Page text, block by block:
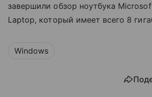
завершили обзор ноутбука
Laptop, который имеет всего 8
Windows